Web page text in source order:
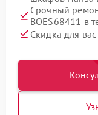
Срочный
BOES68411 в
Скидка для